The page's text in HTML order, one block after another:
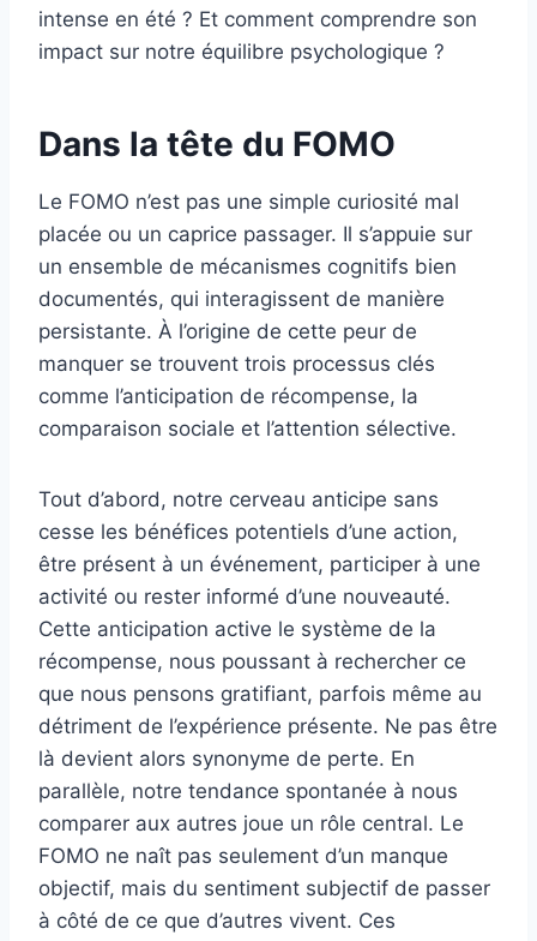
intense en été ? Et comment comprendre son
impact sur notre équilibre psychologique ?
Dans la tête du FOMO
Le FOMO n’est pas une simple curiosité mal
placée ou un caprice passager. Il s’appuie sur
un ensemble de mécanismes cognitifs bien
documentés, qui interagissent de manière
persistante. À l’origine de cette peur de
manquer se trouvent trois processus clés
comme l’anticipation de récompense, la
comparaison sociale et l’attention sélective.
Tout d’abord, notre cerveau anticipe sans
cesse les bénéfices potentiels d’une action,
être présent à un événement, participer à une
activité ou rester informé d’une nouveauté.
Cette anticipation active le système de la
récompense, nous poussant à rechercher ce
que nous pensons gratifiant, parfois même au
détriment de l’expérience présente. Ne pas être
là devient alors synonyme de perte. En
parallèle, notre tendance spontanée à nous
comparer aux autres joue un rôle central. Le
FOMO ne naît pas seulement d’un manque
objectif, mais du sentiment subjectif de passer
à côté de ce que d’autres vivent. Ces